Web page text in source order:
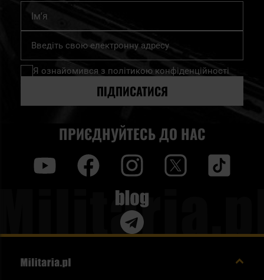
Підпишіться
нашу
розсилку
Я ознайомився з політикою конфіденційності
ПІДПИСАТИСЯ
ПРИЄДНУЙТЕСЬ ДО НАС
Blog